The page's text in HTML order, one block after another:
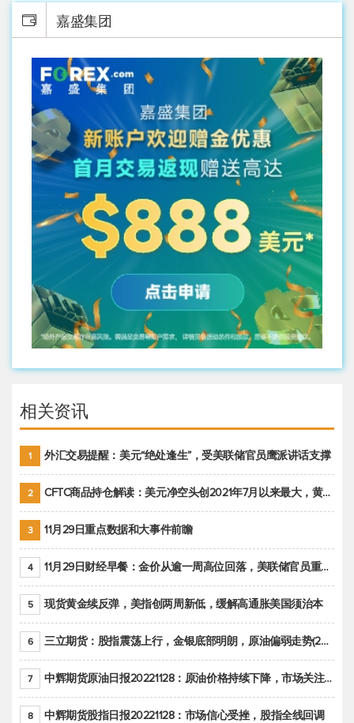
嘉盛集团
相关资讯
1 外汇交易提醒：美元“绝处逢生”，受美联储官员鹰派讲话支撑
2 CFTC商品持仓解读：美元净空头创2021年7月以来最大，黄金期货投机性净多头头寸减少
3 11月29日重点数据和大事件前瞻
4 11月29日财经早餐：金价从逾一周高位回落，美联储官员重申鹰派立场推动美元回升
5 现货黄金续反弹，美指创两周新低，缓解高通胀美国须治本
6 三立期货：股指震荡上行，金银底部明朗，原油偏弱走势(20221128收评)
7 中辉期货原油日报20221128：原油价格持续下降，市场关注OPEC+新一轮产能政策
8 中辉期货股指日报20221128：市场信心受挫，股指全线回调